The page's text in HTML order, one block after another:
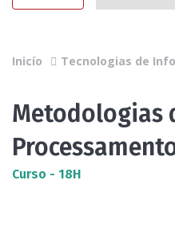
Inicío Tecnologias de
Metodologias
Curso - 18H